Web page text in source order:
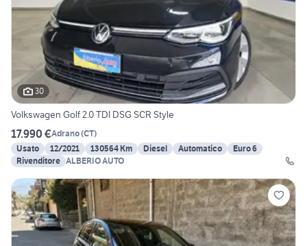
30
Volkswagen Golf 2.0 TDI DSG SCR Style
17.990 €Adrano(CT)
Usato
12/2021 130564 Km Diesel Automatico
Euro 6
Rivenditore ALBERIO AUTO